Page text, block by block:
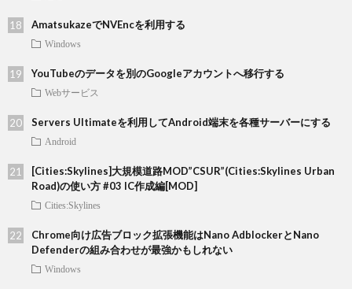
AmatsukazeでNVEncを利用する
Windows
YouTubeのデータを別のGoogleアカウントへ移行する
Webサービス
Servers Ultimateを利用してAndroid端末を各種サーバーにする
Android
[Cities:Skylines]大規模道路MOD”CSUR”(Cities:Skylines Urban
Road)の使い方 #03 IC作成編[MOD]
Cities:Skylines
Chrome向け広告ブロック拡張機能はNano AdblockerとNano
Defenderの組み合わせが最強かもしれない
Windows